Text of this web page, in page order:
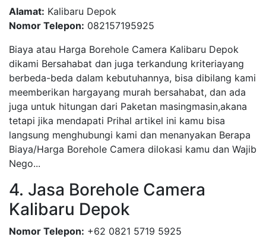
Alamat: Kalibaru Depok
Nomor Telepon: 082157195925
Biaya atau Harga Borehole Camera Kalibaru Depok
dikami Bersahabat dan juga terkandung kriteriayang
berbeda-beda dalam kebutuhannya, bisa dibilang kami
meemberikan hargayang murah bersahabat, dan ada
juga untuk hitungan dari Paketan masingmasin,akana
tetapi jika mendapati Prihal artikel ini kamu bisa
langsung menghubungi kami dan menanyakan Berapa
Biaya/Harga Borehole Camera dilokasi kamu dan Wajib
Nego...
4. Jasa Borehole Camera
Kalibaru Depok
Nomor Telepon: +62 0821 5719 5925